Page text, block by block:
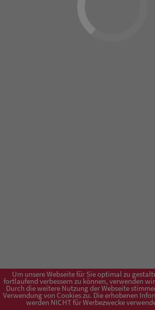
Um unsere Webseite für Sie optimal zu
fortlaufend verbessern zu können, verwenden
Durch die weitere Nutzung der Webseite
Verwendung von Cookies zu. Die erhobenen
werden NICHT für Werbezwecke
Impressum AGB